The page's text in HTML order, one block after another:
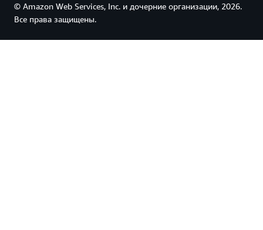
© Amazon Web Services, Inc. и дочерние организации, 2026.
Все права защищены.